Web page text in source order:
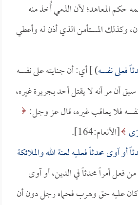
حكم المعاهد؛ لأن الذمي أُخذ منه
وكذلك المستأمن الذي أذن له وأعطي
فعلى نفسه) ] أي: أن جنايته على نفسه
أن مر أنه لا يقتل أحد بجريرة غيره،
نفسه فلا يعاقب غيره، قال عز وجل:
[الأنعام:164].
آوى محدثاً فعليه لعنة الله والملائكة
فعل أمراً محدثاً في الدين، أو آوى
كان عليه حق وهرب فحماه رجل دون أن